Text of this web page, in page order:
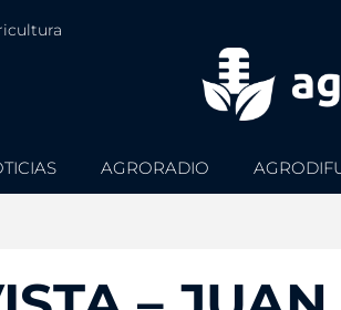
AGRORADIO